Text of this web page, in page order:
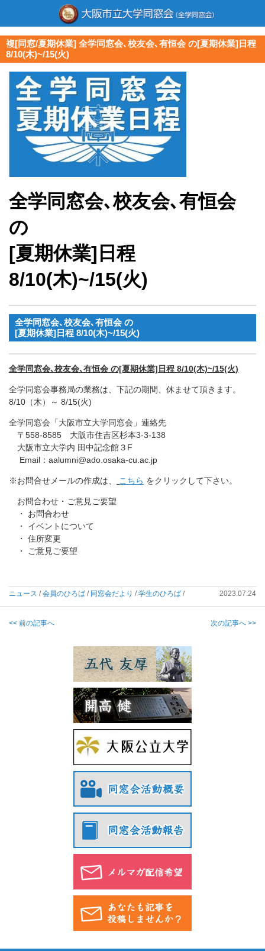
複[同窓/夏期休業] 全学同窓会､校友会､有恒会 の[夏期休業]日程
8/10(木)~/15(火)
全学同窓会､校友会､有恒会
の
[夏期休業]日程
8/10(木)~/15(火)
全学同窓会､校友会､有恒会 の
[夏期休業]日程 8/10(木)~/15(火)
全学同窓会､校友会､有恒会 の[夏期休業]日程 8/10(木)~/15(火)
全学同窓会事務局の業務は、下記の期間、休ませて頂きます。
8/10（木）～ 8/15(火)
全学同窓会「大阪市立大学同窓会」連絡先
〒558-8585 大阪市住吉区杉本3-3-138
大阪市立大学内 田中記念館３F
Email：aalumni@ado.osaka-cu.ac.jp
※お問合せメールの作成は、 こちら をクリックして下さい。
お問合わせ・ご意見ご要望
・ お問合わせ
・ イベントについて
・ 住所変更
・ ご意見ご要望
ニュース /会員のひろば / 同窓会だより /学生のひろば / 2023.07.24
<< 前の記事へ 次の記事へ >>